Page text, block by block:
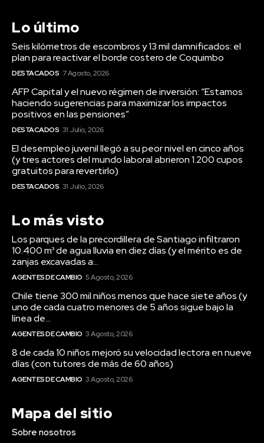
Lo último
Seis kilómetros de escombros y 13 mil damnificados: el
plan para reactivar el borde costero de Coquimbo
DESTACADOS 7 Agosto, 2026
AFP Capital y el nuevo régimen de inversión: “Estamos
haciendo sugerencias para maximizar los impactos
positivos en las pensiones”
DESTACADOS 31 Julio, 2026
El desempleo juvenil llegó a su peor nivel en cinco años
(y tres actores del mundo laboral abrieron 1.200 cupos
gratuitos para revertirlo)
DESTACADOS 31 Julio, 2026
Lo más visto
Los parques de la precordillera de Santiago infiltraron
10.400 m³ de agua lluvia en diez días (y el mérito es de
zanjas excavadas a...
AGENTES DE CAMBIO 5 Agosto, 2026
Chile tiene 300 mil niños menos que hace siete años (y
uno de cada cuatro menores de 5 años sigue bajo la
línea de...
AGENTES DE CAMBIO 3 Agosto, 2026
8 de cada 10 niños mejoró su velocidad lectora en nueve
días (con tutores de más de 60 años)
AGENTES DE CAMBIO 3 Agosto, 2026
Mapa del sitio
Sobre nosotros